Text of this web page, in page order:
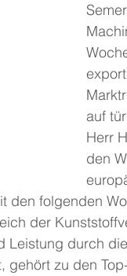
auf
Herr
den
den folgenden
der
Leistung durch
zu den